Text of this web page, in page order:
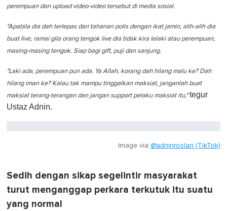
0
perempuan dan upload video-video tersebut di media sosial.
"Apabila dia dah terlepas dari tahanan polis dengan ikat jamin, alih-alih dia
buat live, ramai gila orang tengok live dia tidak kira lelaki atau perempuan,
masing-masing tengok. Siap bagi gift, puji dan sanjung.
"Laki ada, perempuan pun ada. Ya Allah, korang dah hilang malu ke? Dah
hilang iman ke? Kalau tak mampu tinggalkan maksiat, janganlah buat
maksiat terang-terangan dan jangan support pelaku maksiat itu,"tegur
Ustaz Adnin.
Image via @adninroslan (TikTok)
Sedih dengan sikap segelintir masyarakat
turut menganggap perkara terkutuk itu suatu
yang normal